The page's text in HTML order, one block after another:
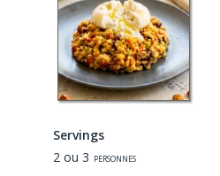
Servings
2 ou 3 personnes